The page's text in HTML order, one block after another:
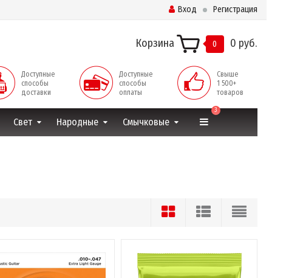
Вход Регистрация
Корзина 0 0 руб.
Доступные
способы
доставки
Доступные
способы
оплаты
Свыше
1 500+
товаров
Свет Народные Смычковые
3